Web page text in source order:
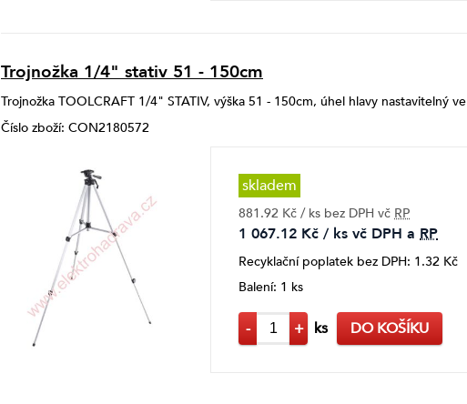
Trojnožka 1/4" stativ 51 - 150cm
Trojnožka TOOLCRAFT 1/4" STATIV, výška 51 - 150cm, úhel hlavy nastavitelný
Číslo zboží: CON2180572
skladem
881.92 Kč / ks bez DPH vč RP
1 067.12 Kč / ks vč DPH a RP
Recyklační poplatek bez DPH: 1.32 Kč
Balení: 1 ks
- + ks DO KOŠÍKU